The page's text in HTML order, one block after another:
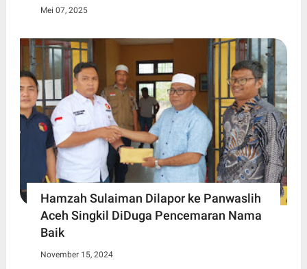
Mei 07, 2025
Hamzah Sulaiman Dilapor ke Panwaslih
Aceh Singkil DiDuga Pencemaran Nama
Baik
November 15, 2024